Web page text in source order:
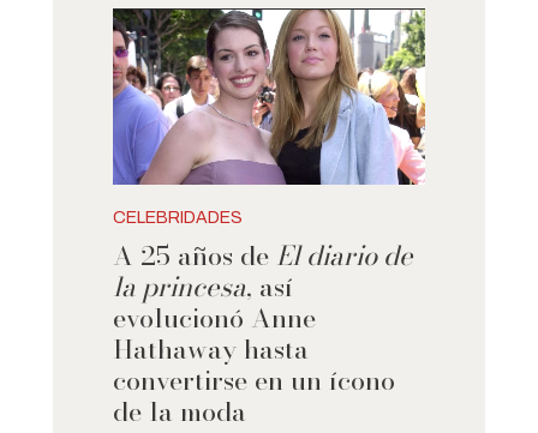
CELEBRIDADES
A 25 años de El diario de
la princesa, así
evolucionó Anne
Hathaway hasta
convertirse en un ícono
de la moda